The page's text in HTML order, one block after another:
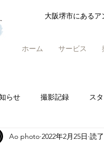
大阪堺市にあるア
ホーム サービス
らせ 撮影記録 ス
Ao photo 2022年2月25日 読